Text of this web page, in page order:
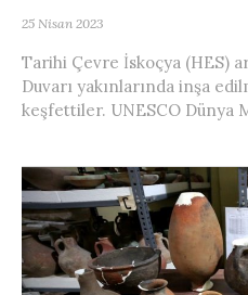
25 Nisan 2023
Tarihi Çevre İskoçya (HES)
Duvarı yakınlarında inşa
keşfettiler. UNESCO Dünya